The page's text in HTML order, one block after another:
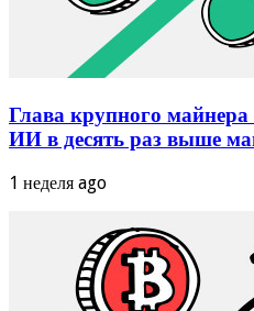
Глава крупного майнера
ИИ в десять раз выше
1 неделя ago